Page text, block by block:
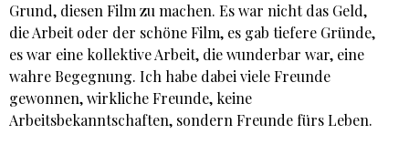
Grund, diesen Film zu machen. Es war nicht das Geld,
die Arbeit oder der schöne Film, es gab tiefere Gründe,
es war eine kollektive Arbeit, die wunderbar war, eine
wahre Begegnung. Ich habe dabei viele Freunde
gewonnen, wirkliche Freunde, keine
Arbeitsbekanntschaften, sondern Freunde fürs Leben.